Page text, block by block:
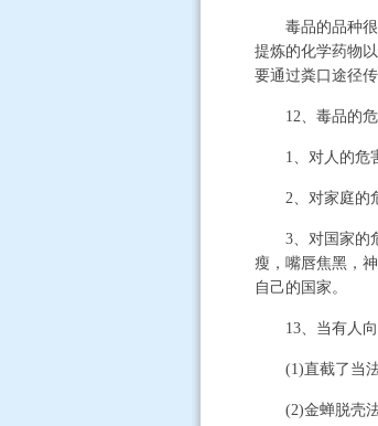
毒品的品种很
提炼的化学药物
要通过粪口途径
12、毒品的危
1、对人的危害
2、对家庭的危
3、对国家的危
瘦，嘴唇焦黑，
自己的国家。
13、当有人向
(1)直截了当法
(2)金蝉脱壳法